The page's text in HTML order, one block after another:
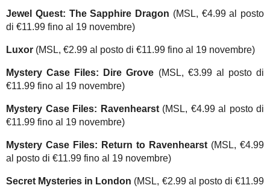
Jewel Quest: The Sapphire Dragon (MSL, €4.99 al posto
di €11.99 fino al 19 novembre)
Luxor (MSL, €2.99 al posto di €11.99 fino al 19 novembre)
Mystery Case Files: Dire Grove (MSL, €3.99 al posto di
€11.99 fino al 19 novembre)
Mystery Case Files: Ravenhearst(MSL, €4.99 al posto di
€11.99 fino al 19 novembre)
Mystery Case Files: Return to Ravenhearst (MSL, €4.99
al posto di €11.99 fino al 19 novembre)
Secret Mysteries in London (MSL, €2.99 al posto di €11.99